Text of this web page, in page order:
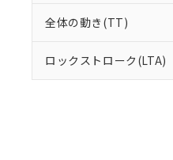
全体の動き(TT)
ロックストローク(LTA)